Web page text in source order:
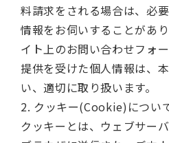
料請求をされる場合は、必
情報をお伺いすることがあ
イト上のお問い合わせフォ
提供を受けた個人情報は、
い、適切に取り扱います。
2. クッキー(Cookie)につい
クッキーとは、ウェブサー